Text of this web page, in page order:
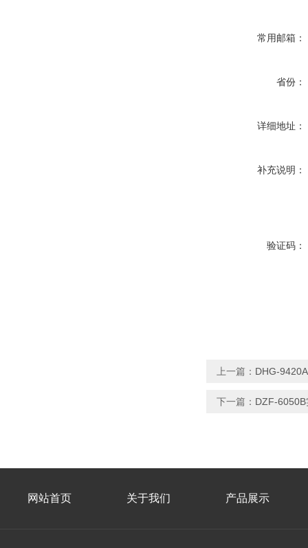
常用邮箱：
省份：
详细地址：
补充说明：
验证码：
上一篇： DHG-
下一篇： DZF-
网站首页 关于我们 产品展示